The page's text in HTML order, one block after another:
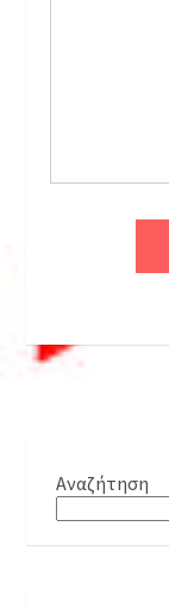
Αναζήτηση